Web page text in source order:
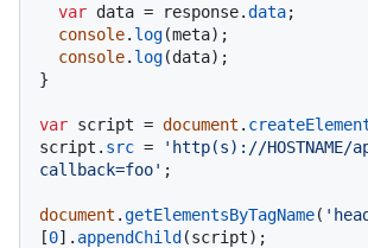
var data = response.data;
console. log(meta);
console. log(data);
}
var script = document .
script. src =
'http(s)://HOSTNAME/
callback=foo' ;
document .getElementsByTagName(
[0]. appendChild